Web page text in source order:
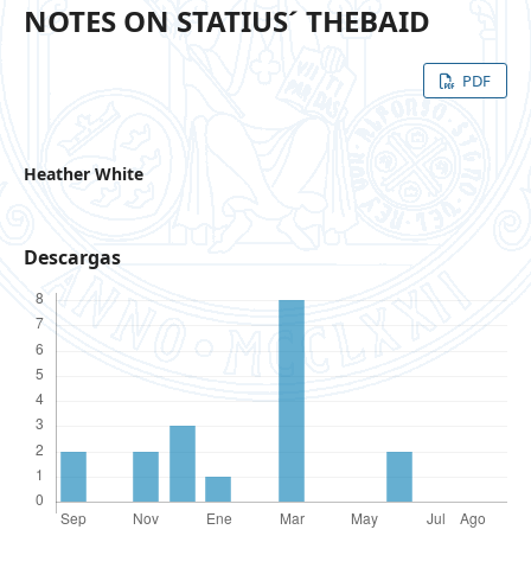
NOTES ON STATIUS´ THEBAID
PDF
Heather White
Descargas